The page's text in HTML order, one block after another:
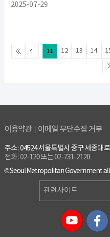
2025-07-29
11 12 13 14
이용약관 이메일 무단수집 거부
주소 : 04524 서울특별시 중구 세종대
전화 : 02-120 또는 02-731-2120
© Seoul Metropolitan Government
관련사이트